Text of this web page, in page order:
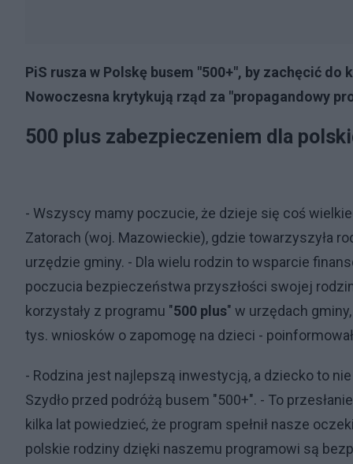
PiS rusza w Polskę busem "500+", by zachęcić
Nowoczesna krytykują rząd za "propagandowy
500 plus zabezpieczeniem dla
- Wszyscy mamy poczucie, że dzieje się coś
Zatorach (woj. Mazowieckie), gdzie towarzyszyła
urzędzie gminy. - Dla wielu rodzin to wsparcie
poczucia bezpieczeństwa przyszłości swojej
korzystały z programu "500 plus" w urzędach
tys. wniosków o zapomogę na dzieci -
- Rodzina jest najlepszą inwestycją, a dziecko to
Szydło przed podróżą busem "500+". - To
kilka lat powiedzieć, że program spełnił nasze
polskie rodziny dzięki naszemu programowi są